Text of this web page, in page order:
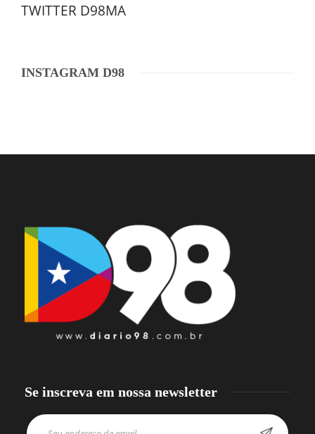
TWITTER D98MA
INSTAGRAM D98
Se inscreva em nossa newsletter